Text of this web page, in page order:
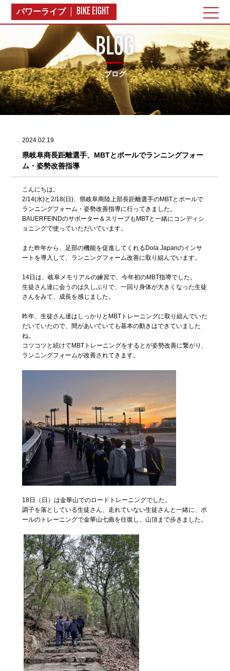
パワーライブ BIKE EIGHT
BLOG
ブログ
2024.02.19
県岐阜商長距離選手、MBTとポールでランニングフォー
ム・姿勢改善指導
こんにちは。
2/14(水)と2/18(日)、県岐阜商陸上部長距離選手のMBTとポールで
ランニングフォーム・姿勢改善指導に行ってきました。
BAUERFEINDのサポーター＆スリーブもMBTと一緒にコンディシ
ョニングで使っていただいています。
また昨年から、足部の機能を促進してくれるDola Japanのインサ
ートを導入して、ランニングフォーム改善に取り組んでいます。
14日は、岐阜メモリアルの練習で、今年初のMBT指導でした。
生徒さん達に会うのは久しぶりで、一回り身体が大きくなった生徒
さんをみて、成長を感じました。
昨年、生徒さん達はしっかりとMBTトレーニングに取り組んでいた
だいていたので、間があいていても基本の動きはできていました
ね。
コツコツと続けてMBTトレーニングをするとが姿勢改善に繋がり、
ランニングフォームが改善されてきます。
18日（日）は金華山でのロードトレーニングでした。
調子を落としている生徒さん、走れていない生徒さんと一緒に、ポ
ールのトレーニングで金華山七曲を往復し、山頂まで歩きました。